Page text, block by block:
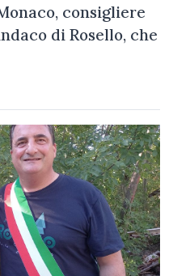
consigliere
di Rosello, che